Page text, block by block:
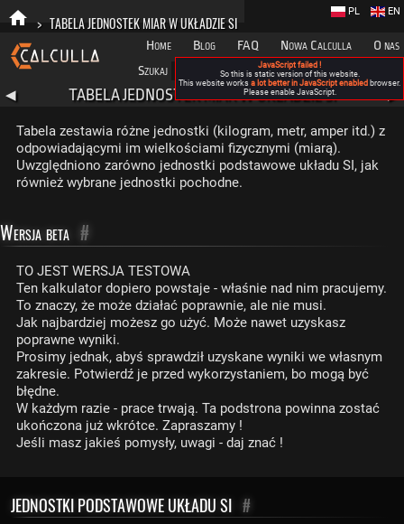
> TABELA JEDNOSTEK MIAR W UKŁADZIE SI
Home Blog FAQ Nowa Calculla
O nas
Szukaj
Kategorie
EN
PL
◀ TABELA JEDNOSTEK MIAR W UKŁADZIE SI
Tabela zestawia różne jednostki (kilogram, metr, amper itd.) z
odpowiadającymi im wielkościami fizycznymi (miarą).
Uwzględniono zarówno jednostki podstawowe układu SI, jak
również wybrane jednostki pochodne.
Wersja beta #
TO JEST WERSJA TESTOWA
Ten kalkulator dopiero powstaje - właśnie nad nim pracujemy.
To znaczy, że może działać poprawnie, ale nie musi.
Jak najbardziej możesz go użyć. Może nawet uzyskasz
poprawne wyniki.
Prosimy jednak, abyś sprawdził uzyskane wyniki we własnym
zakresie. Potwierdź je przed wykorzystaniem, bo mogą być
błędne.
W każdym razie - prace trwają. Ta podstrona powinna zostać
ukończona już wkrótce. Zapraszamy !
Jeśli masz jakieś pomysły, uwagi - daj znać !
JEDNOSTKI PODSTAWOWE UKŁADU SI #
JavaScript failed !
So this is static version of this website.
This website works a lot better in JavaScript enabled browser.
Please enable JavaScript.